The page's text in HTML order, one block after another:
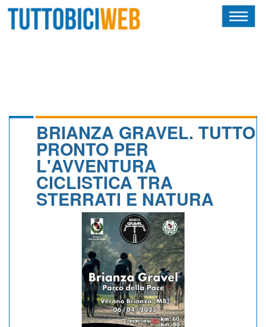
CALENDARIO
ALBI D'ORO
BRIANZA GRAVEL. TUTTO
PRONTO PER
L'AVVENTURA
CICLISTICA TRA
STERRATI E NATURA